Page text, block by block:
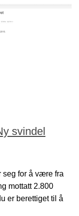
svindel
seg for å være fra
mottatt 2.800
er berettiget til å